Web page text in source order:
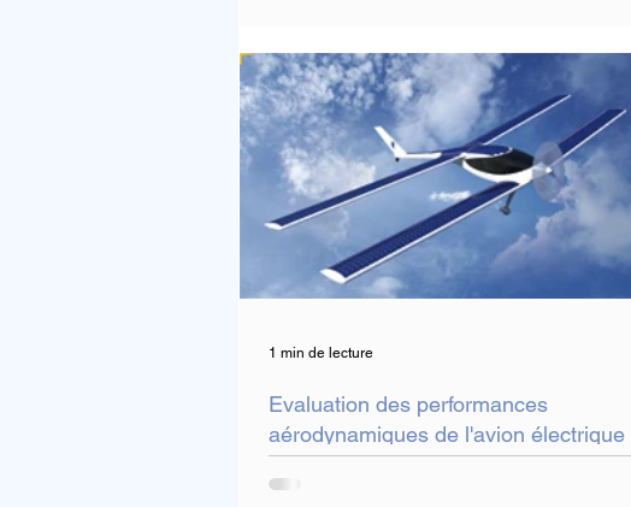
Evaluation des performances
aérodynamiques de l'avion électrique
solaire Eraole ®
1 min de lecture